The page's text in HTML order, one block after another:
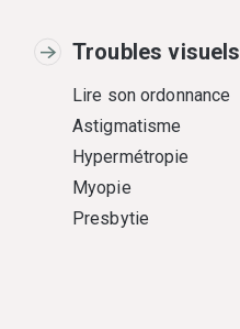
Troubles visuels
Lire son ordonnance
Astigmatisme
Hypermétropie
Myopie
Presbytie